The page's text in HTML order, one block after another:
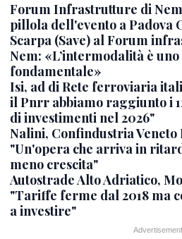
Forum Infrastrutture di
pillola dell'evento a Padova
Scarpa (Save) al Forum
Nem: «L’intermodalità è uno
fondamentale»
Isi, ad di Rete ferroviaria
il Pnrr abbiamo raggiunto i
di investimenti nel 2026"
Nalini, Confindustria Veneto
"Un'opera che arriva in
meno crescita"
Autostrade Alto Adriatico,
"Tariffe ferme dal 2018 ma
a investire"